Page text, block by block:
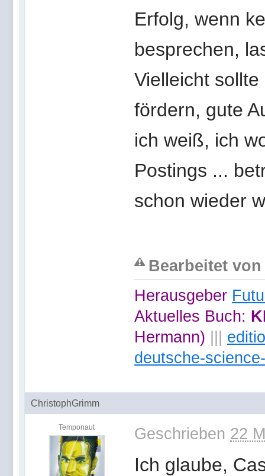
Erfolg, wenn
besprechen,
Vielleicht
fördern, gute
ich weiß, ich
Postings ...
schon wieder
Bearbeitet von
Herausgeber
Aktuelles Buch:
Hermann)
deutsche-
ChristophGrimm
Temponaut Geschrieben 22
Ich glaube,